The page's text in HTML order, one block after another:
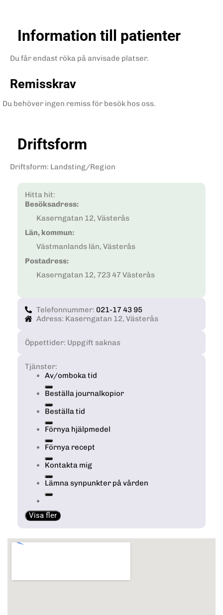
Information till patienter
Du får endast röka på anvisade platser.
Remisskrav
Du behöver ingen remiss för besök hos oss.
Driftsform
Driftsform: Landsting/Region
Hitta hit:
Besöksadress:
Kaserngatan 12, Västerås
Län, kommun:
Västmanlands län, Västerås
Postadress:
Kaserngatan 12, 723 47 Västerås
Telefonnummer: 021-17 43 95
Adress: Kaserngatan 12, Västerås
Öppettider: Uppgift saknas
Tjänster:
Av/omboka tid
Beställa journalkopior
Beställa tid
Förnya hjälpmedel
Förnya recept
Kontakta mig
Lämna synpunkter på vården
Visa fler